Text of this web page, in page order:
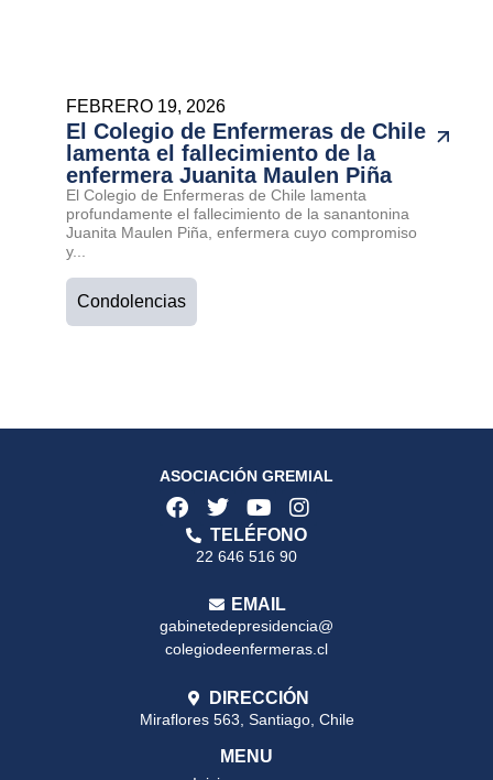
FEBRERO 19, 2026
El Colegio de Enfermeras de Chile
lamenta el fallecimiento de la
enfermera Juanita Maulen Piña
El Colegio de Enfermeras de Chile lamenta
profundamente el fallecimiento de la sanantonina
Juanita Maulen Piña, enfermera cuyo compromiso
y...
Condolencias
ASOCIACIÓN GREMIAL
TELÉFONO
22 646 516 90
EMAIL
gabinetedepresidencia@
colegiodeenfermeras.cl
DIRECCIÓN
Miraflores 563, Santiago, Chile
MENU